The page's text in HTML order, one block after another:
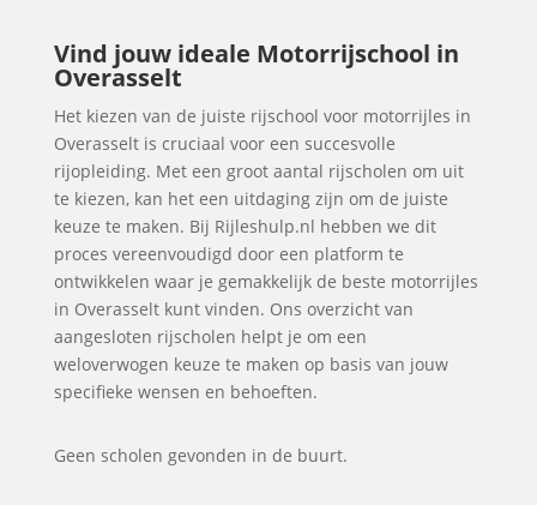
Vind jouw ideale Motorrijschool in
Overasselt
Het kiezen van de juiste rijschool voor motorrijles in
Overasselt is cruciaal voor een succesvolle
rijopleiding. Met een groot aantal rijscholen om uit
te kiezen, kan het een uitdaging zijn om de juiste
keuze te maken. Bij Rijleshulp.nl hebben we dit
proces vereenvoudigd door een platform te
ontwikkelen waar je gemakkelijk de beste motorrijles
in Overasselt kunt vinden. Ons overzicht van
aangesloten rijscholen helpt je om een
weloverwogen keuze te maken op basis van jouw
specifieke wensen en behoeften.
Geen scholen gevonden in de buurt.